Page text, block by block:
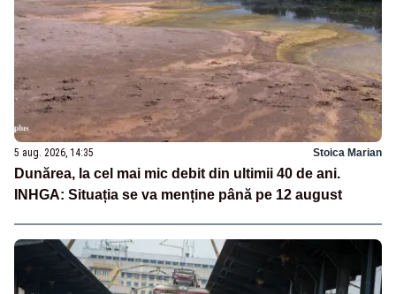
5 aug. 2026, 14:35 Stoica Marian
Dunărea, la cel mai mic debit din ultimii 40 de ani.
INHGA: Situația se va menține până pe 12 august